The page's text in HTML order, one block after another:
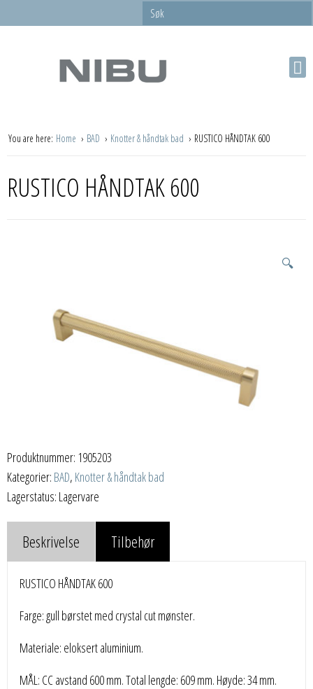
You are here: Home BAD Knotter & håndtak bad RUSTICO HÅNDTAK 600
RUSTICO HÅNDTAK 600
🔍
Produktnummer: 1905203
Kategorier: BAD, Knotter & håndtak bad
Lagerstatus: Lagervare
Beskrivelse Tilbehør
RUSTICO HÅNDTAK 600
Farge: gull børstet med crystal cut mønster.
Materiale: eloksert aluminium.
MÅL: CC avstand 600 mm. Total lengde: 609 mm. Høyde: 34 mm.